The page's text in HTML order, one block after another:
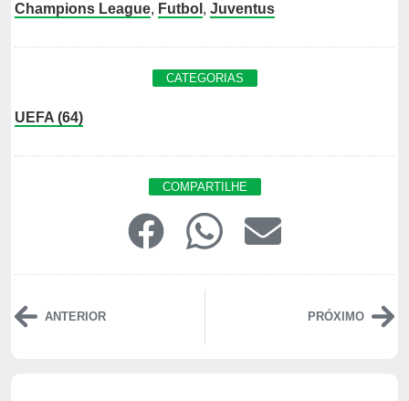
Champions League, Futbol , Juventus
CATEGORIAS
UEFA (64)
COMPARTILHE
ANTERIOR PRÓXIMO